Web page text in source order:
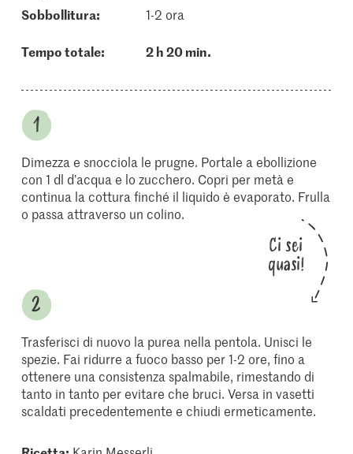
sobbollitura:
1-2 ora
Tempo totale: 2 h 20 min.
Dimezza e snocciola le prugne. Portale a ebollizione
con 1 dl d’acqua e lo zucchero. Copri per metà e
continua la cottura finché il liquido è evaporato. Frulla
o passa attraverso un colino.
Ci sei
quasi!
Trasferisci di nuovo la purea nella pentola. Unisci le
spezie. Fai ridurre a fuoco basso per 1-2 ore, fino a
ottenere una consistenza spalmabile, rimestando di
tanto in tanto per evitare che bruci. Versa in vasetti
scaldati precedentemente e chiudi ermeticamente.